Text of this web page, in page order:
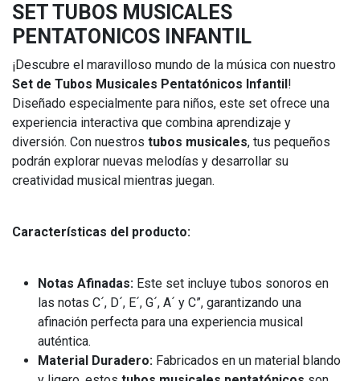
SET TUBOS MUSICALES
PENTATONICOS INFANTIL
¡Descubre el maravilloso mundo de la música con nuestro
Set de Tubos Musicales Pentatónicos Infantil!
Diseñado especialmente para niños, este set ofrece una
experiencia interactiva que combina aprendizaje y
diversión. Con nuestros tubos musicales, tus pequeños
podrán explorar nuevas melodías y desarrollar su
creatividad musical mientras juegan.
Características del producto:
Notas Afinadas: Este set incluye tubos sonoros en
las notas C´, D´, E´, G´, A´ y C”, garantizando una
afinación perfecta para una experiencia musical
auténtica.
Material Duradero: Fabricados en un material blando